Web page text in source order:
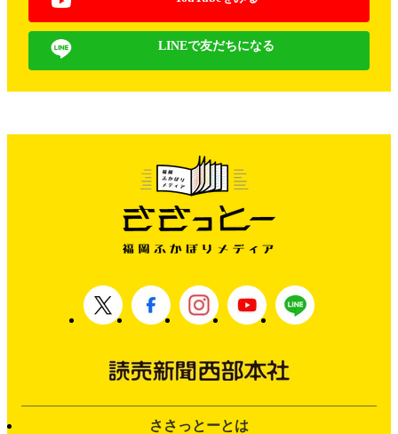
LINEで友だちになる
ささっとーとは